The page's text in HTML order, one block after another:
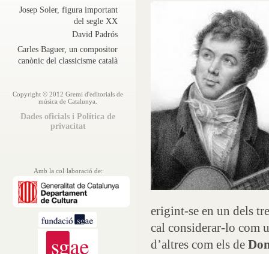
Josep Soler, figura important
del segle XX
David Padrós
Carles Baguer, un compositor
canònic del classicisme català
Copyright © 2012 Gremi d'editorials de
música de Catalunya.
Dades oficials i Política de
privacitat
Amb la col·laboració de:
erigint-se en un dels
cal considerar-lo com
d’altres com els de